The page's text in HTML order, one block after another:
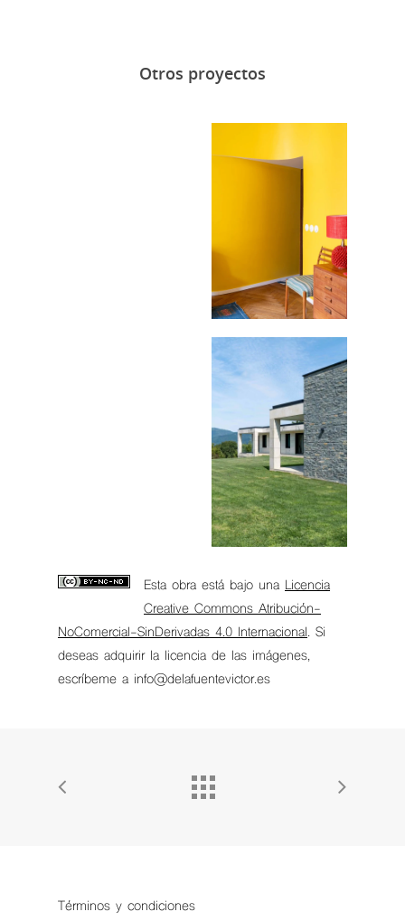
Otros proyectos
Esta obra está bajo una Licencia
Creative Commons Atribución-
NoComercial-SinDerivadas 4.0 Internacional. Si
deseas adquirir la licencia de las imágenes,
escríbeme a info@delafuentevictor.es
Términos y condiciones